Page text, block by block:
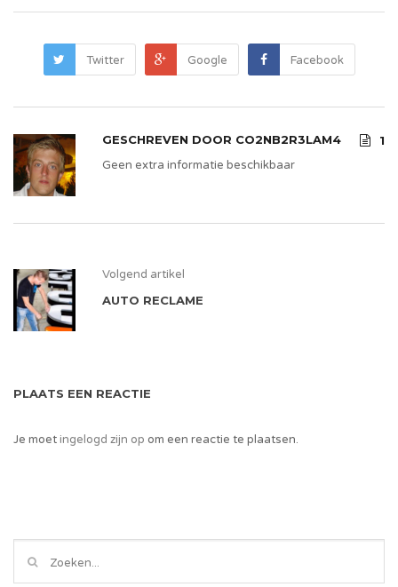
Twitter Google Facebook
GESCHREVEN DOOR CO2NB2R3LAM4
1
Geen extra informatie beschikbaar
Volgend artikel
AUTO RECLAME
PLAATS EEN REACTIE
Je moetingelogd zijn op om een reactie te plaatsen.